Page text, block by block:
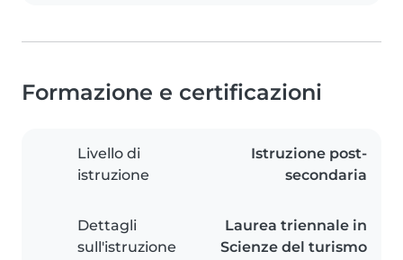
Formazione e certificazioni
Livello di
istruzione
Istruzione post-
secondaria
Dettagli
sull'istruzione
Laurea triennale in
Scienze del turismo